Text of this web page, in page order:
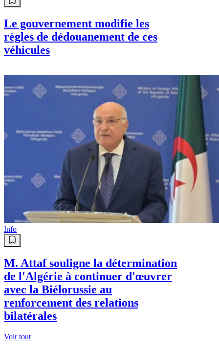
Le gouvernement modifie les
règles de dédouanement de ces
véhicules
Info
M. Attaf souligne la détermination
de l'Algérie à continuer d'œuvrer
avec la Biélorussie au
renforcement des relations
bilatérales
Voir tout